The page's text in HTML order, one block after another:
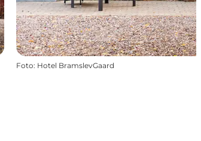
Foto: Hotel BramslevGaard